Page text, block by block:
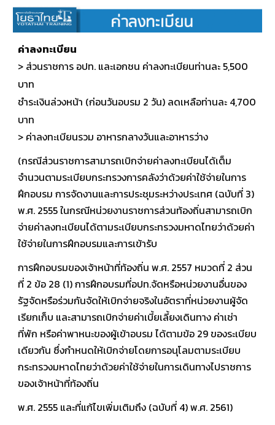
ค่าลงทะเบียน
> ส่วนราชการ อปท. และเอกชน ค่าลงทะเบียนท่านละ 5,500
บาท
ชำระเงินล่วงหน้า (ก่อนวันอบรม 2 วัน) ลดเหลือท่านละ 4,700
บาท
> ค่าลงทะเบียนรวม อาหารกลางวันและอาหารว่าง
(กรณีส่วนราชการสามารถเบิกจ่ายค่าลงทะเบียนได้เต็ม
จำนวนตามระเบียบกระทรวงการคลังว่าด้วยค่าใช้จ่ายในการ
ฝึกอบรม การจัดงานและการประชุมระหว่างประเทศ (ฉบับที่ 3)
พ.ศ. 2555 ในกรณีหน่วยงานราชการส่วนท้องถิ่นสามารถเบิก
จ่ายค่าลงทะเบียนได้ตามระเบียบกระทรวงมหาดไทยว่าด้วยค่า
ใช้จ่ายในการฝึกอบรมและการเข้ารับ
การฝึกอบรมของเจ้าหน้าที่ท้องถิ่น พ.ศ. 2557 หมวดที่ 2 ส่วน
ที่ 2 ข้อ 28 (1) การฝึกอบรมที่อปท.จัดหรือหน่วยงานอื่นของ
รัฐจัดหรือร่วมกันจัดให้เบิกจ่ายจริงในอัตราที่หน่วยงานผู้จัด
เรียกเก็บ และสามารถเบิกจ่ายค่าเบี้ยเลี้ยงเดินทาง ค่าเช่า
ที่พัก หรือค่าพาหนะของผู้เข้าอบรม ได้ตามข้อ 29 ของระเบียบ
เดียวกัน ซึ่งกำหนดให้เบิกจ่ายโดยการอนุโลมตามระเบียบ
กระทรวงมหาดไทยว่าด้วยค่าใช้จ่ายในการเดินทางไปราชการ
ของเจ้าหน้าที่ท้องถิ่น
พ.ศ. 2555 และที่แก้ไขเพิ่มเติมถึง (ฉบับที่ 4) พ.ศ. 2561)